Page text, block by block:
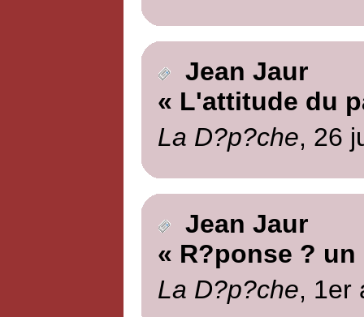
Jean Jaur
« L'attitude du
La D?p?che, 26
Jean Jaur
« R?ponse ?
La D?p?che, 1er